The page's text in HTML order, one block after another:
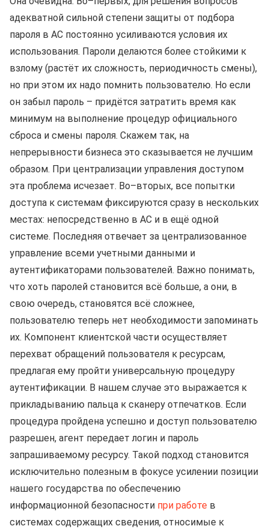
адекватной сильной степени защиты от подбора
пароля в АС постоянно усиливаются условия их
использования. Пароли делаются более стойкими к
взлому (растёт их сложность, периодичность смены),
но при этом их надо помнить пользователю. Но если
он забыл пароль – придётся затратить время как
минимум на выполнение процедур официального
сброса и смены пароля. Скажем так, на
непрерывности бизнеса это сказывается не лучшим
образом. При централизации управления доступом
эта проблема исчезает. Во–вторых, все попытки
доступа к системам фиксируются сразу в нескольких
местах: непосредственно в АС и в ещё одной
системе. Последняя отвечает за централизованное
управление всеми учетными данными и
аутентификаторами пользователей. Важно понимать,
что хоть паролей становится всё больше, а они, в
свою очередь, становятся всё сложнее,
пользователю теперь нет необходимости запоминать
их. Компонент клиентской части осуществляет
перехват обращений пользователя к ресурсам,
предлагая ему пройти универсальную процедуру
аутентификации. В нашем случае это выражается к
прикладыванию пальца к сканеру отпечатков. Если
процедура пройдена успешно и доступ пользователю
разрешен, агент передает логин и пароль
запрашиваемому ресурсу. Такой подход становится
исключительно полезным в фокусе усилении позиции
нашего государства по обеспечению
информационной безопасности при работе в
системах содержащих сведения, относимые к